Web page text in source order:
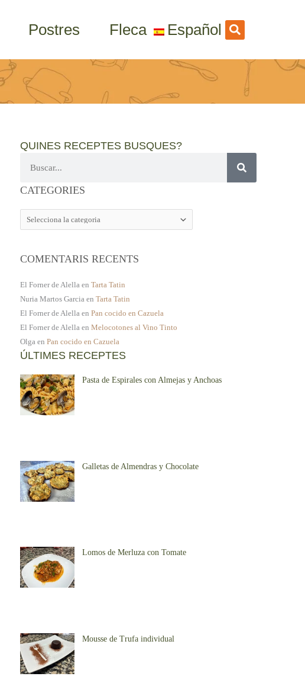
Postres Fleca Español
QUINES RECEPTES BUSQUES?
CATEGORIES
CATEGORIES
COMENTARIS RECENTS
El Forner de Alella en Tarta Tatin
Nuria Martos Garcia en Tarta Tatin
El Forner de Alella en Pan cocido en Cazuela
El Forner de Alella en Melocotones al Vino Tinto
Olga en Pan cocido en Cazuela
ÚLTIMES RECEPTES
Pasta de Espirales con Almejas y Anchoas
Galletas de Almendras y Chocolate
Lomos de Merluza con Tomate
Mousse de Trufa individual